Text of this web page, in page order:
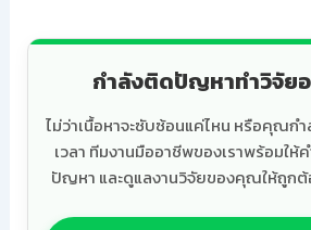
กำลังติดปัญหาทำวิจัยอ
ไม่ว่าเนื้อหาจะซับซ้อนแค่ไหน หรือคุณก
เวลา ทีมงานมืออาชีพของเราพร้อมให้
ปัญหา และดูแลงานวิจัยของคุณให้ถูกต้